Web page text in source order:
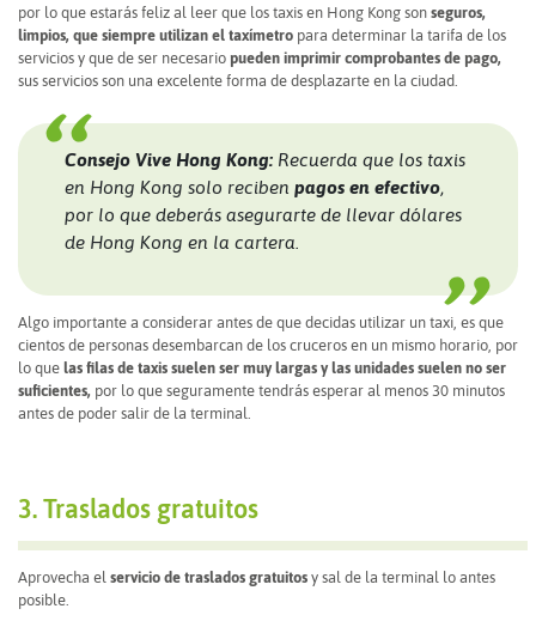
por lo que estarás feliz al leer que los taxis en Hong Kong son seguros,
limpios, que siempre utilizan el taxímetro para determinar la tarifa de los
servicios y que de ser necesario pueden imprimir comprobantes de pago,
sus servicios son una excelente forma de desplazarte en la ciudad.
Consejo Vive Hong Kong: Recuerda que los taxis
en Hong Kong solo reciben pagos en efectivo,
por lo que deberás asegurarte de llevar dólares
de Hong Kong en la cartera.
Algo importante a considerar antes de que decidas utilizar un taxi, es que
cientos de personas desembarcan de los cruceros en un mismo horario, por
lo que las filas de taxis suelen ser muy largas y las unidades suelen no ser
suficientes, por lo que seguramente tendrás esperar al menos 30 minutos
antes de poder salir de la terminal.
3. Traslados gratuitos
Aprovecha el servicio de traslados gratuitos y sal de la terminal lo antes
posible.